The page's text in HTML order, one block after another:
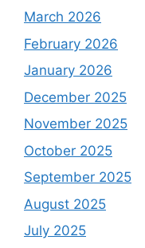
March 2026
February 2026
January 2026
December 2025
November 2025
October 2025
September 2025
August 2025
July 2025